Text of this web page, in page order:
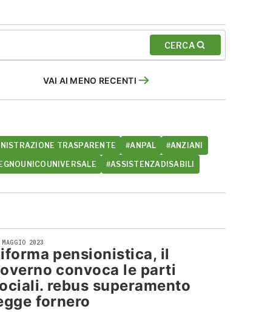
CERCA
VAI AI MENO RECENTI
TRASPARENTE #ANPAL #ANZIANI
#ASSISTENZADISABILI
2023
pensionistica, il
convoca le parti
rebus superamento
fornero